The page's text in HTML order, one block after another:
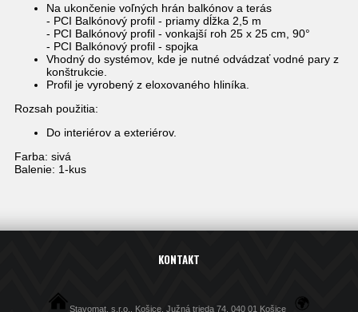
Na ukončenie voľných hrán balkónov a terás
- PCI Balkónový profil - priamy dĺžka 2,5 m
- PCI Balkónový profil - vonkajší roh 25 x 25 cm, 90°
- PCI Balkónový profil - spojka
Vhodný do systémov, kde je nutné odvádzať vodné pary z
konštrukcie.
Profil je vyrobený z eloxovaného hliníka.
Rozsah použitia:
Do interiérov a exteriérov.
Farba: sivá
Balenie: 1-kus
KONTAKT
Stavomat, s.r.o., Košice, Južná trieda 74, 040 01 Košice